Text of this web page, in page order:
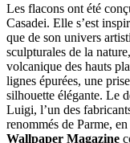
Les flacons ont été
Casadei. Elle s’est
que de son univers
sculpturales de la
volcanique des hauts
lignes épurées, une
silhouette élégante. Le
Luigi, l’un des
renommés de Parme,
Wallpaper Magazine